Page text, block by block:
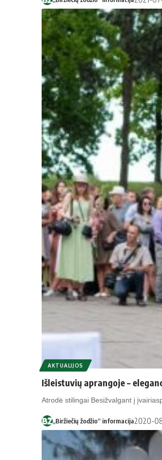
AKTUALIJOS
Išleistuvių aprangoje –
Atrodė stilingai Besižvalgant į
„Biržiečių žodžio“ informacija2020-